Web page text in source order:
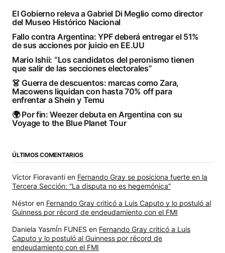
El Gobierno releva a Gabriel Di Meglio como director
del Museo Histórico Nacional
Fallo contra Argentina: YPF deberá entregar el 51%
de sus acciones por juicio en EE.UU
Mario Ishii: “Los candidatos del peronismo tienen
que salir de las secciones electorales”
👗 Guerra de descuentos: marcas como Zara,
Macowens liquidan con hasta 70% off para
enfrentar a Shein y Temu
🌍 Por fin: Weezer debuta en Argentina con su
Voyage to the Blue Planet Tour
ÚLTIMOS COMENTARIOS
Víctor Fioravanti en Fernando Gray se posiciona fuerte en la
Tercera Sección: “La disputa no es hegemónica”
Néstor en Fernando Gray criticó a Luis Caputo y lo postuló al
Guinness por récord de endeudamiento con el FMI
Daniela YasmÍn FUNES en Fernando Gray criticó a Luis
Caputo y lo postuló al Guinness por récord de
endeudamiento con el FMI